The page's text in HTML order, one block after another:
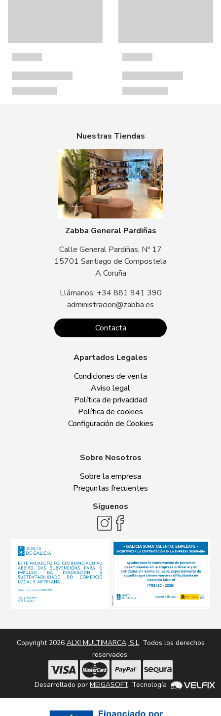
Nuestras Tiendas
Zabba General Pardiñas
Calle General Pardiñas, Nº 17
15701 Santiago de Compostela
A Coruña
Llámanos: +34 881 941 390
administracion@zabba.es
Contacta
Apartados Legales
Condiciones de venta
Aviso legal
Política de privacidad
Política de cookies
Configuración de Cookies
Sobre Nosotros
Sobre la empresa
Preguntas frecuentes
Síguenos
Copyright 2026 ALXI MULTIMARCA, S.L. Todos los derechos
reservados.
Desarrollado por MEIGASOFT. Tecnología